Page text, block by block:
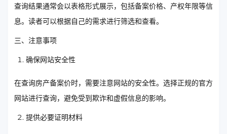
查询结果通常会以表格形式展示，包括备案价格、产权年限等信
息。读者可以根据自己的需求进行筛选和查看。
三、注意事项
确保网站安全性
在查询房产备案价时，需要注意网站的安全性。选择正规的官方
网站进行查询，避免受到欺诈和虚假信息的影响。
提供必要证明材料